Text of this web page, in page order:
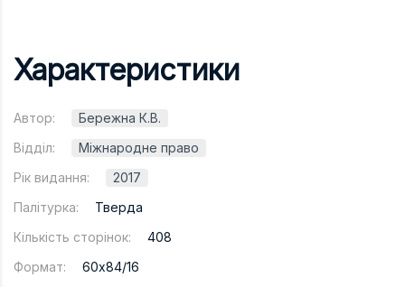
Характеристики
Автор:
Бережна К.В.
Відділ:
Міжнародне право
Рік видання:
2017
Палітурка:
Тверда
Кількість сторінок:
408
Формат:
60х84/16